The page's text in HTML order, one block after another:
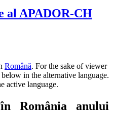
al APADOR-CH
Română. For the sake of viewer
in the alternative language.
active language.
România anului